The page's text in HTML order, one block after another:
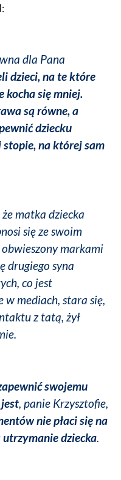
dla Pana
dzieci, na te które
kocha się mniej.
są równe, a
dziecku
na której sam
matka dziecka
się ze swoim
markami
drugiego syna
co jest
w mediach, stara się,
z tatą, żył
swojemu
, panie Krzysztofie,
nie płaci się na
dziecka.